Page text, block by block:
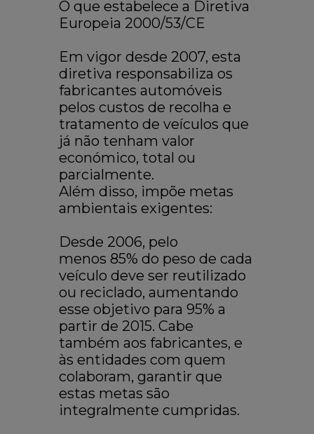
O que estabelece a Diretiva
Europeia 2000/53/CE
Em vigor desde 2007, esta
diretiva responsabiliza os
fabricantes automóveis
pelos custos de recolha e
tratamento de veículos que
já não tenham valor
económico, total ou
parcialmente.
Além disso, impõe metas
ambientais exigentes:
Desde 2006, pelo
menos 85% do peso de cada
veículo deve ser reutilizado
ou reciclado, aumentando
esse objetivo para 95% a
partir de 2015. Cabe
também aos fabricantes, e
às entidades com quem
colaboram, garantir que
estas metas são
integralmente cumpridas.